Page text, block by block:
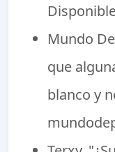
Mundo
que
blanco y